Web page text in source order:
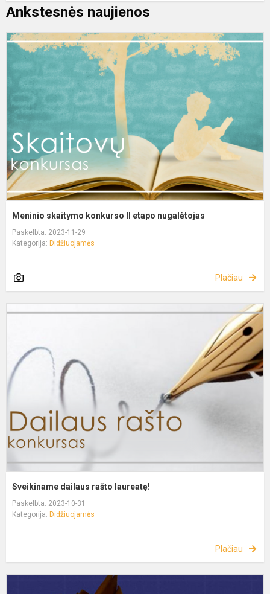
Ankstesnės naujienos
Meninio skaitymo konkurso II etapo nugalėtojas
Paskelbta: 2023-11-29
Kategorija: Didžiuojamės
Plačiau
Sveikiname dailaus rašto laureatę!
Paskelbta: 2023-10-31
Kategorija: Didžiuojamės
Plačiau